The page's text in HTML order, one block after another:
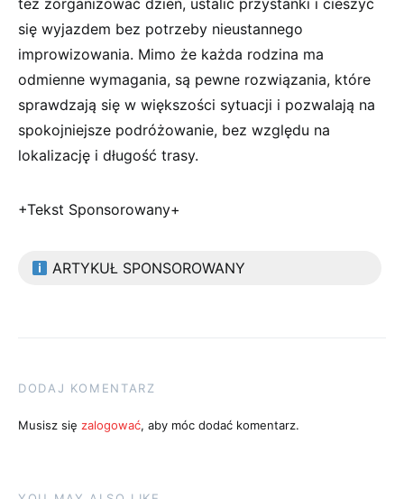
też zorganizować dzień, ustalić przystanki i cieszyć
się wyjazdem bez potrzeby nieustannego
improwizowania. Mimo że każda rodzina ma
odmienne wymagania, są pewne rozwiązania, które
sprawdzają się w większości sytuacji i pozwalają na
spokojniejsze podróżowanie, bez względu na
lokalizację i długość trasy.
+Tekst Sponsorowany+
ARTYKUŁ SPONSOROWANY
DODAJ KOMENTARZ
Musisz się zalogować, aby móc dodać komentarz.